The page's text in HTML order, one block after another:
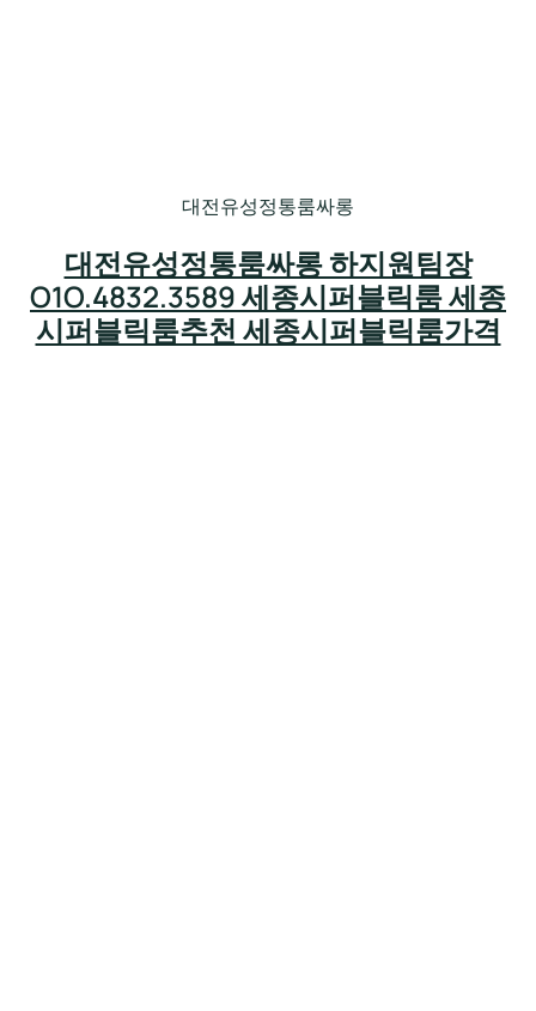
대전유성정통룸싸롱
대전유성정통룸싸롱 하지원팀장
O1O.4832.3589 세종시퍼블릭룸 세종
시퍼블릭룸추천 세종시퍼블릭룸가격